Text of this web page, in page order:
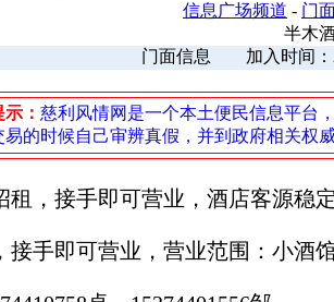
信息广场频道 - 门
半木
门面信息 加入时间
： 慈利风情网是一个本土便民信息平台
的时候自己审辨真假，并到政府相关权
租，接手即可营业，酒店客源稳
接手即可营业，营业范围：小酒